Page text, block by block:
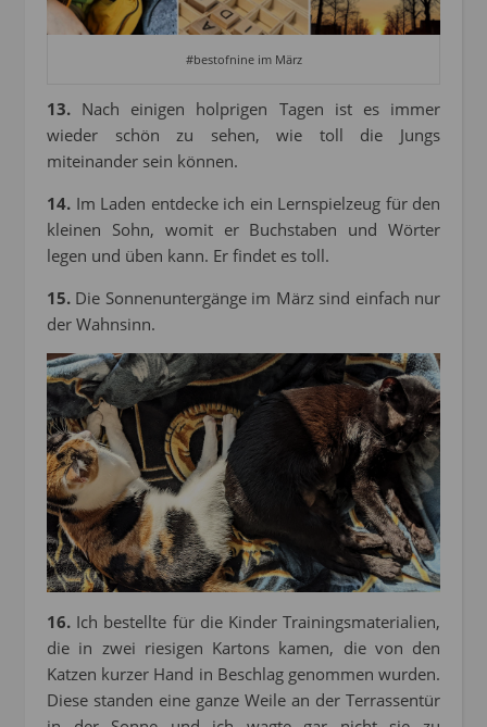
#bestofnine im März
13. Nach einigen holprigen Tagen ist es immer
wieder schön zu sehen, wie toll die Jungs
miteinander sein können.
14. Im Laden entdecke ich ein Lernspielzeug für den
kleinen Sohn, womit er Buchstaben und Wörter
legen und üben kann. Er findet es toll.
15. Die Sonnenuntergänge im März sind einfach nur
der Wahnsinn.
16. Ich bestellte für die Kinder Trainingsmaterialien,
die in zwei riesigen Kartons kamen, die von den
Katzen kurzer Hand in Beschlag genommen wurden.
Diese standen eine ganze Weile an der Terrassentür